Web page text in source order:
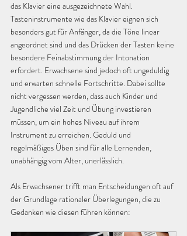
das Klavier eine ausgezeichnete Wahl.
Tasteninstrumente wie das Klavier eignen sich
besonders gut für Anfänger, da die Töne linear
angeordnet sind und das Drücken der Tasten keine
besondere Feinabstimmung der Intonation
erfordert. Erwachsene sind jedoch oft ungeduldig
und erwarten schnelle Fortschritte. Dabei sollte
nicht vergessen werden, dass auch Kinder und
Jugendliche viel Zeit und Übung investieren
müssen, um ein hohes Niveau auf ihrem
Instrument zu erreichen. Geduld und
regelmäßiges Üben sind für alle Lernenden,
unabhängig vom Alter, unerlässlich.
Als Erwachsener trifft man Entscheidungen oft auf
der Grundlage rationaler Überlegungen, die zu
Gedanken wie diesen führen können: